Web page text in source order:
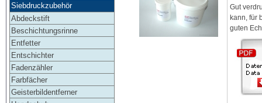
Siebdruckzubehör
Abdeckstift
Beschichtungsrinne
Entfetter
Entschichter
Fadenzähler
Farbfächer
Geisterbildentferner
Gut
kann, für
guten